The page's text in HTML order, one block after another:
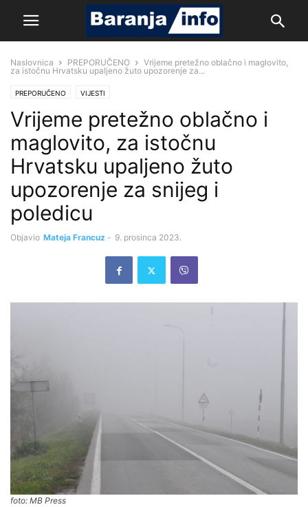
Naslovnica PREPORUČENO
Vrijeme pretežno oblačno i maglovito,
za istočnu Hrvatsku upaljeno žuto upozorenje za...
PREPORUČENO VIJESTI
Vrijeme pretežno oblačno i
maglovito, za istočnu
Hrvatsku upaljeno žuto
upozorenje za snijeg i
poledicu
Objavio Mateja Francuz - 9. prosinca 2023.
foto: MB Press